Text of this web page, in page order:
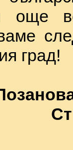
още
град!